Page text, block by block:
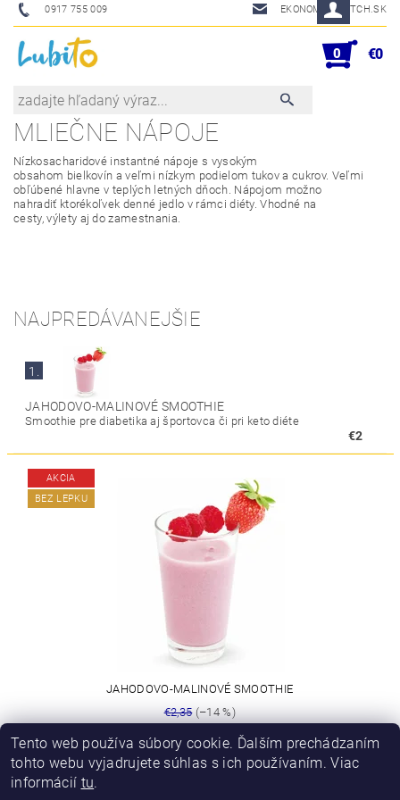
0917 755 009 EKONOM@SKETCH.SK
0 €0
MLIEČNE NÁPOJE
Nízkosacharidové instantné nápoje s vysokým
obsahom bielkovín a veľmi nízkym podielom tukov a cukrov. Veľmi
obľúbené hlavne v teplých letných dňoch. Nápojom možno
nahradiť ktorékoľvek denné jedlo v rámci diéty. Vhodné na
cesty, výlety aj do zamestnania.
NAJPREDÁVANEJŠIE
1.
JAHODOVO-MALINOVÉ SMOOTHIE
Smoothie pre diabetika aj športovca či pri keto diéte
€2
AKCIA
BEZ LEPKU
JAHODOVO-MALINOVÉ SMOOTHIE
€2,35(–14 %)
€2
Tento web používa súbory cookie. Ďalším prechádzaním
tohto webu vyjadrujete súhlas s ich používaním. Viac
informácií tu.